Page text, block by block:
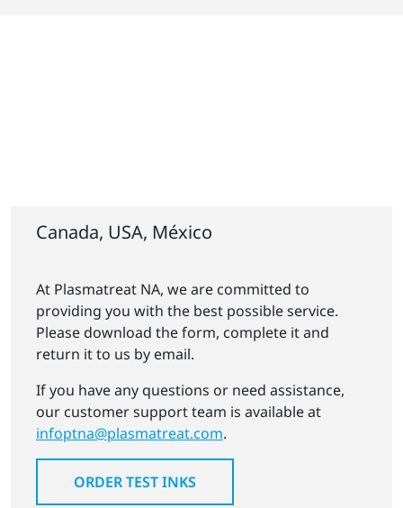
Canada, USA, México
At Plasmatreat NA, we are committed to
providing you with the best possible service.
Please download the form, complete it and
return it to us by email.
If you have any questions or need assistance,
our customer support team is available at
infoptna@plasmatreat.com.
ORDER TEST INKS